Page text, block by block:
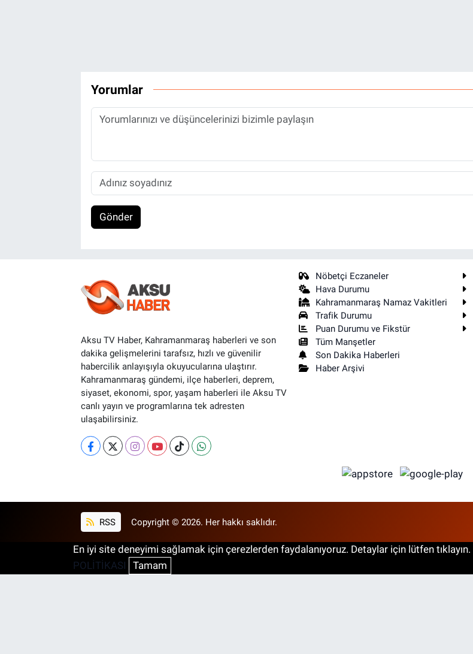
Yorumlar
Gönder
Aksu TV Haber, Kahramanmaraş haberleri ve son
dakika gelişmelerini tarafsız, hızlı ve güvenilir
habercilik anlayışıyla okuyucularına ulaştırır.
Kahramanmaraş gündemi, ilçe haberleri, deprem,
siyaset, ekonomi, spor, yaşam haberleri ile Aksu TV
canlı yayın ve programlarına tek adresten
ulaşabilirsiniz.
Nöbetçi Eczaneler
Hava Durumu
Kahramanmaraş Namaz Vakitleri
Trafik Durumu
Puan Durumu ve Fikstür
Tüm Manşetler
Son Dakika Haberleri
Haber Arşivi
RSS Copyright © 2026. Her hakkı saklıdır.
En iyi site deneyimi sağlamak için çerezlerden faydalanıyoruz. Detaylar için lütfen tıklayın.
POLİTİKASI
Tamam